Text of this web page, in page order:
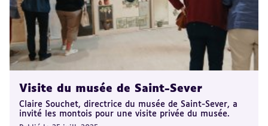
Visite du musée de Saint-Sever
Claire Souchet, directrice du musée de Saint-Sever, a
invité les montois pour une visite privée du musée.